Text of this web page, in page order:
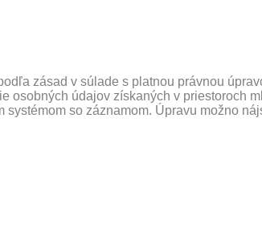
zásad v súlade s platnou právnou
údajov získaných v priestoroch
so záznamom. Úpravu možno